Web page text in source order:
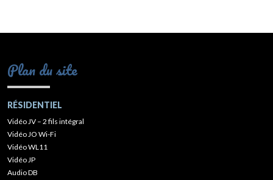
Plan du site
RÉSIDENTIEL
Vidéo JV – 2 fils intégral
Vidéo JO Wi-Fi
Vidéo WL11
Vidéo JP
Audio DB